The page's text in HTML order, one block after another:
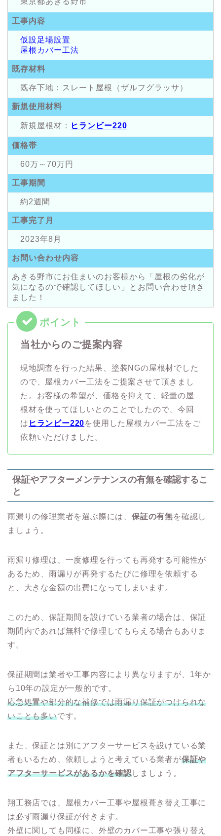
工事内容
仮設足場設置
屋根カバー工法
既存材料
既存下地：スレート屋根（ザルフグラッサ）
新規使用材料
新規屋根材： ヒランビー220
価格帯
60万～70万円
工事期間
約2週間
工事完了月
2023年8月
お問い合わせ内容
あきる野市にお住まいのお客様から「屋根の劣化が
気になるので確認してほしい」とお問い合わせ頂き
ました！
当社からのご提案内容
現地調査を行った結果、塗装NGの屋根材でした
ので、屋根カバー工法をご提案させて頂きまし
た。お客様の希望が、価格を抑えて、軽量の屋
根材を使ってほしいとのことでしたので、今回
は ヒランビー220を使用した屋根カバー工法をご
依頼いただけました。
保証やアフターメンテナンスの有無を確認するこ
と
雨漏りの修理業者を選ぶ際には、 保証の有無を確認し
ましょう。
雨漏り修理は、一度修理を行っても再発する可能性が
あるため、雨漏りが再発するたびに修理を依頼する
と、大きな金額の出費になってしまいます。
このため、保証期間を設けている業者の場合は、保証
期間内であれば無料で修理してもらえる場合もありま
す。
保証期間は業者や工事内容により異なりますが、1年か
ら10年の設定が一般的です。
応急処置や部分的な補修では雨漏り保証がつけられな
いことも多いです。
また、保証とは別にアフターサービスを設けている業
者もいるため、依頼しようと考えている業者が保証や
アフターサービスがあるかを確認しましょう。
翔工務店では、屋根カバー工事や屋根葺き替え工事に
は必ず雨漏り保証が付きます。
外壁に関しても同様に、外壁のカバー工事や張り替え